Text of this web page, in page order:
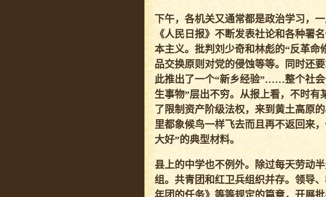
下午，各机关又通常都是政治学习，
《人民日报》不断发表社论和各种署
本主义。批判刘少奇和林彪的“反革命
品交换原则对党的侵蚀等等。同时还
此推出了一个“新乡经验”……整个社
生事物”层出不穷。从报上看，不时
了限制资产阶级法权，来到黄土高原
里都象候鸟一样飞去而且再不返回来
大好”的典型材料。
县上的中学也不例外。除过每天劳动
组。共青团和红卫兵组织并存。领导